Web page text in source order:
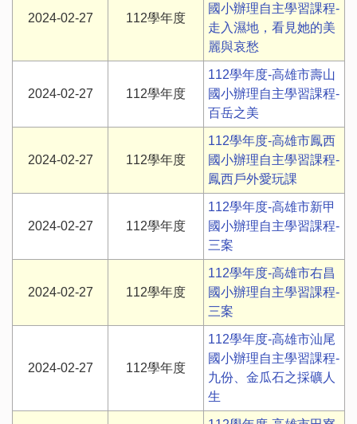
2024-02-27 112學年度
國小辦理自主學習課程-
走入濕地，看見她的美
麗與哀愁
2024-02-27 112學年度
112學年度-高雄市壽山
國小辦理自主學習課程-
百岳之美
2024-02-27 112學年度
112學年度-高雄市鳳西
國小辦理自主學習課程-
鳳西戶外愛玩課
2024-02-27 112學年度
112學年度-高雄市新甲
國小辦理自主學習課程-
三案
2024-02-27 112學年度
112學年度-高雄市右昌
國小辦理自主學習課程-
三案
2024-02-27 112學年度
112學年度-高雄市汕尾
國小辦理自主學習課程-
九份、金瓜石之採礦人
生